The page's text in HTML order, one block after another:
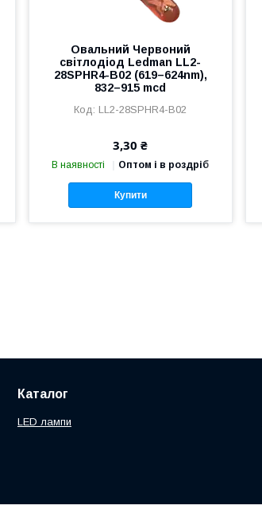
Овальний Червоний
світлодіод Ledman LL2-
28SPHR4-B02 (619–624nm),
832–915 mcd
LL2-28SPHR4-B02
3,30 ₴
В наявності Оптом і в роздріб
Купити
Каталог
LED лампи